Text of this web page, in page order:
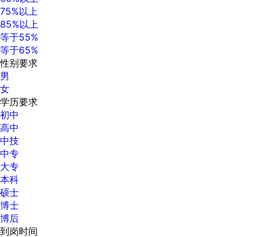
75%以上
85%以上
等于55%
等于65%
性别要求
男
女
学历要求
初中
高中
中技
中专
大专
本科
硕士
博士
博后
到岗时间